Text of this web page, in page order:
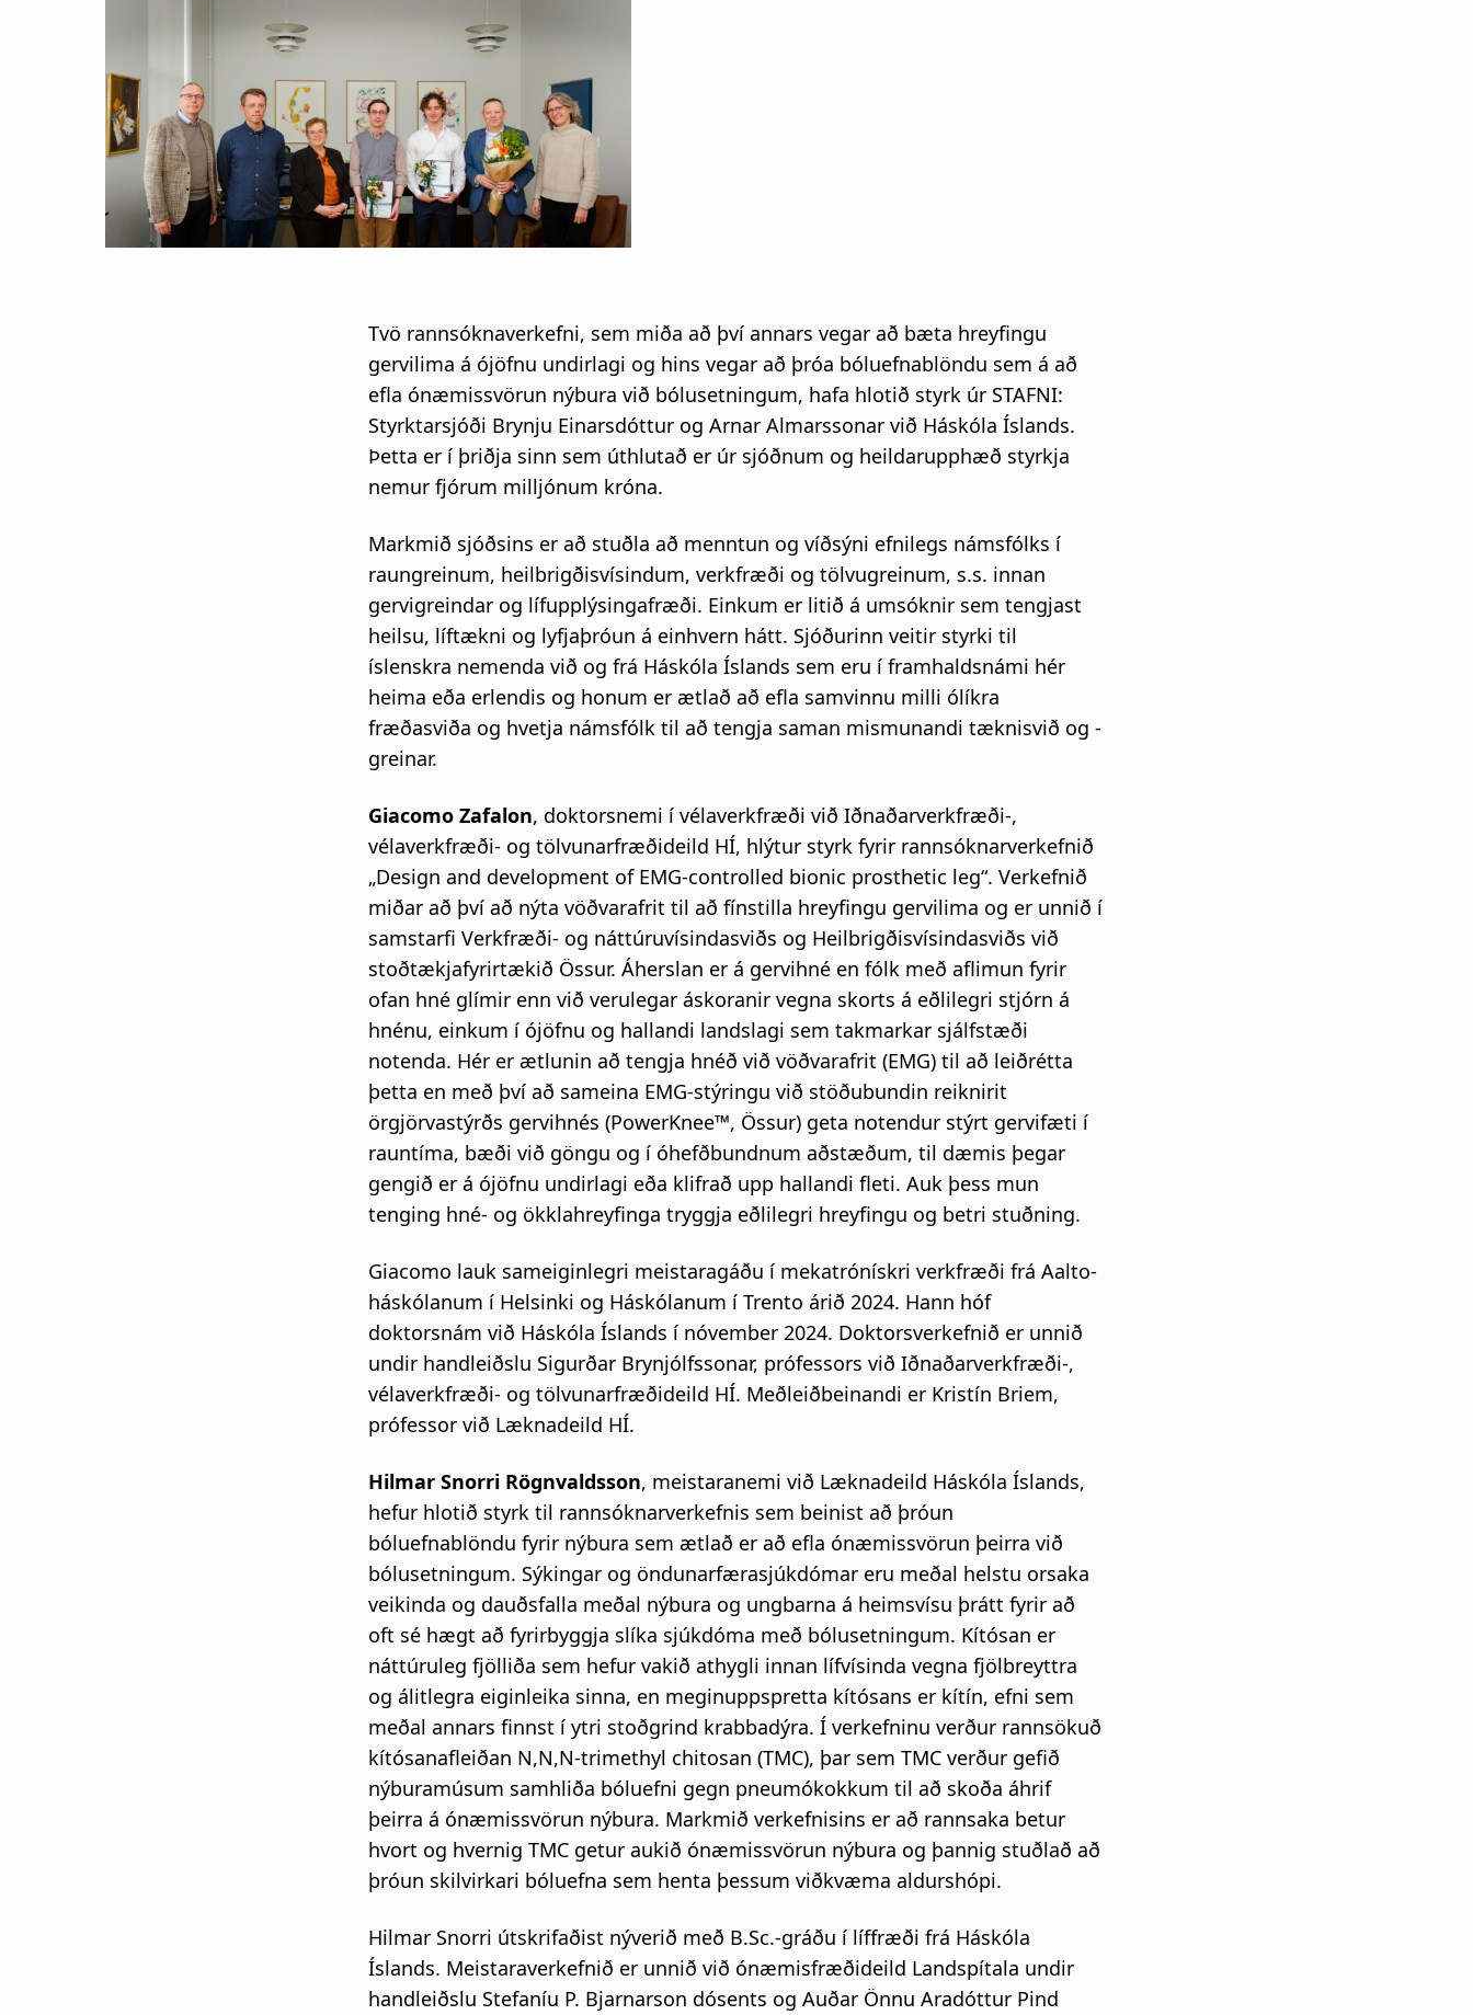
n
g
n
a
r
Tvö rannsóknaverkefni, sem miða að því annars vegar að bæta hreyfingu
gervilima á ójöfnu undirlagi og hins vegar að þróa bóluefnablöndu sem á að
efla ónæmissvörun nýbura við bólusetningum, hafa hlotið styrk úr STAFNI:
Styrktarsjóði Brynju Einarsdóttur og Arnar Almarssonar við Háskóla Íslands.
Þetta er í þriðja sinn sem úthlutað er úr sjóðnum og heildarupphæð styrkja
nemur fjórum milljónum króna.
Markmið sjóðsins er að stuðla að menntun og víðsýni efnilegs námsfólks í
raungreinum, heilbrigðisvísindum, verkfræði og tölvugreinum, s.s. innan
gervigreindar og lífupplýsingafræði. Einkum er litið á umsóknir sem tengjast
heilsu, líftækni og lyfjaþróun á einhvern hátt. Sjóðurinn veitir styrki til
íslenskra nemenda við og frá Háskóla Íslands sem eru í framhaldsnámi hér
heima eða erlendis og honum er ætlað að efla samvinnu milli ólíkra
fræðasviða og hvetja námsfólk til að tengja saman mismunandi tæknisvið og -
greinar.
Giacomo Zafalon, doktorsnemi í vélaverkfræði við Iðnaðarverkfræði-,
vélaverkfræði- og tölvunarfræðideild HÍ, hlýtur styrk fyrir rannsóknarverkefnið
„Design and development of EMG-controlled bionic prosthetic leg“. Verkefnið
miðar að því að nýta vöðvarafrit til að fínstilla hreyfingu gervilima og er unnið í
samstarfi Verkfræði- og náttúruvísindasviðs og Heilbrigðisvísindasviðs við
stoðtækjafyrirtækið Össur. Áherslan er á gervihné en fólk með aflimun fyrir
ofan hné glímir enn við verulegar áskoranir vegna skorts á eðlilegri stjórn á
hnénu, einkum í ójöfnu og hallandi landslagi sem takmarkar sjálfstæði
notenda. Hér er ætlunin að tengja hnéð við vöðvarafrit (EMG) til að leiðrétta
þetta en með því að sameina EMG-stýringu við stöðubundin reiknirit
örgjörvastýrðs gervihnés (PowerKnee™, Össur) geta notendur stýrt gervifæti í
rauntíma, bæði við göngu og í óhefðbundnum aðstæðum, til dæmis þegar
gengið er á ójöfnu undirlagi eða klifrað upp hallandi fleti. Auk þess mun
tenging hné- og ökklahreyfinga tryggja eðlilegri hreyfingu og betri stuðning.
Giacomo lauk sameiginlegri meistaragáðu í mekatrónískri verkfræði frá Aalto-
háskólanum í Helsinki og Háskólanum í Trento árið 2024. Hann hóf
doktorsnám við Háskóla Íslands í nóvember 2024. Doktorsverkefnið er unnið
undir handleiðslu Sigurðar Brynjólfssonar, prófessors við Iðnaðarverkfræði-,
vélaverkfræði- og tölvunarfræðideild HÍ. Meðleiðbeinandi er Kristín Briem,
prófessor við Læknadeild HÍ.
Hilmar Snorri Rögnvaldsson, meistaranemi við Læknadeild Háskóla Íslands,
hefur hlotið styrk til rannsóknarverkefnis sem beinist að þróun
bóluefnablöndu fyrir nýbura sem ætlað er að efla ónæmissvörun þeirra við
bólusetningum. Sýkingar og öndunarfærasjúkdómar eru meðal helstu orsaka
veikinda og dauðsfalla meðal nýbura og ungbarna á heimsvísu þrátt fyrir að
oft sé hægt að fyrirbyggja slíka sjúkdóma með bólusetningum. Kítósan er
náttúruleg fjölliða sem hefur vakið athygli innan lífvísinda vegna fjölbreyttra
og álitlegra eiginleika sinna, en meginuppspretta kítósans er kítín, efni sem
meðal annars finnst í ytri stoðgrind krabbadýra. Í verkefninu verður rannsökuð
kítósanafleiðan N,N,N-trimethyl chitosan (TMC), þar sem TMC verður gefið
nýburamúsum samhliða bóluefni gegn pneumókokkum til að skoða áhrif
þeirra á ónæmissvörun nýbura. Markmið verkefnisins er að rannsaka betur
hvort og hvernig TMC getur aukið ónæmissvörun nýbura og þannig stuðlað að
þróun skilvirkari bóluefna sem henta þessum viðkvæma aldurshópi.
Hilmar Snorri útskrifaðist nýverið með B.Sc.-gráðu í líffræði frá Háskóla
Íslands. Meistaraverkefnið er unnið við ónæmisfræðideild Landspítala undir
handleiðslu Stefaníu P. Bjarnarson dósents og Auðar Önnu Aradóttur Pind